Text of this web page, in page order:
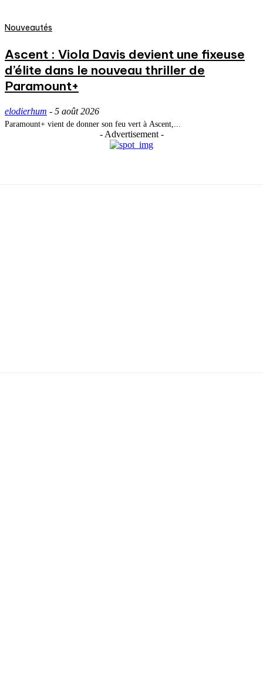
Nouveautés
Ascent : Viola Davis devient une fixeuse
d’élite dans le nouveau thriller de
Paramount+
elodierhum - 5 août 2026
Paramount+ vient de donner son feu vert à Ascent,...
- Advertisement -